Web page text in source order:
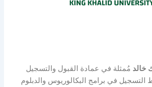
خالد مُمثلة في عمادة القبول والتسجيل
في برامج البكالوريوس والدبلوم